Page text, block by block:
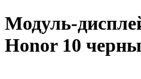
Модуль-
Honor 10